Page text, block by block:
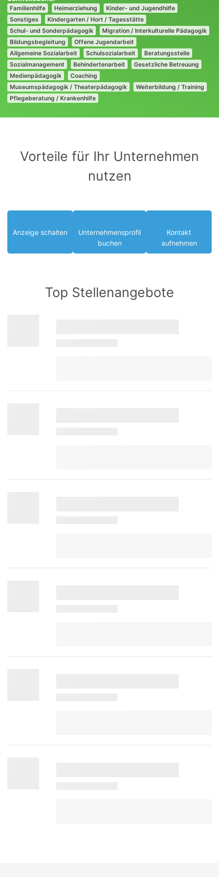
Familienhilfe Heimerziehung
Kinder- und Jugendhilfe
Sonstiges
Kindergarten / Hort / Tagesstätte
Schul- und Sonderpädagogik
Migration / Interkulturelle Pädagogik
Bildungsbegleitung
Offene Jugendarbeit
Allgemeine Sozialarbeit
Schulsozialarbeit
Beratungsstelle
Sozialmanagement
Behindertenarbeit
Gesetzliche Betreuung
Medienpädagogik
Coaching
Museumspädagogik / Theaterpädagogik
Weiterbildung / Training
Pflegeberatung / Krankenhilfe
Vorteile für Ihr Unternehmen
nutzen
Anzeige schalten
Unternehmensprofil
buchen
Kontakt
aufnehmen
Top Stellenangebote